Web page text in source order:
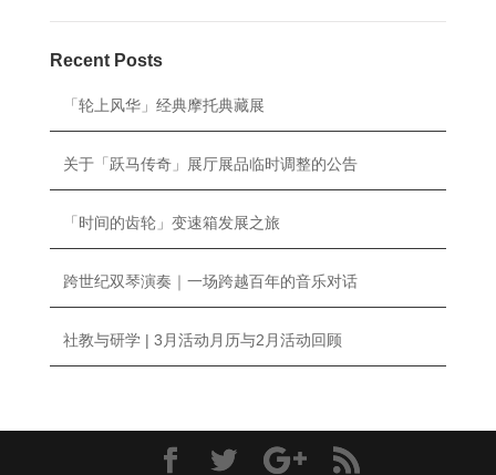
Recent Posts
「轮上风华」经典摩托典藏展
关于「跃马传奇」展厅展品临时调整的公告
「时间的齿轮」变速箱发展之旅
跨世纪双琴演奏｜一场跨越百年的音乐对话
社教与研学 | 3月活动月历与2月活动回顾